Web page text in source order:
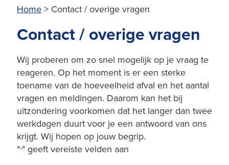
Home > Contact / overige vragen
Contact / overige vragen
Wij proberen om zo snel mogelijk op je vraag te
reageren. Op het moment is er een sterke
toename van de hoeveelheid afval en het aantal
vragen en meldingen. Daarom kan het bij
uitzondering voorkomen dat het langer dan twee
werkdagen duurt voor je een antwoord van ons
krijgt. Wij hopen op jouw begrip.
"*" geeft vereiste velden aan